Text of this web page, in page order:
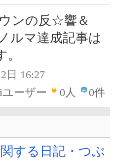
ンの反☆響＆
ルマ達成記事は
日 16:27
ーザー
0人 0件
する日記・つぶ